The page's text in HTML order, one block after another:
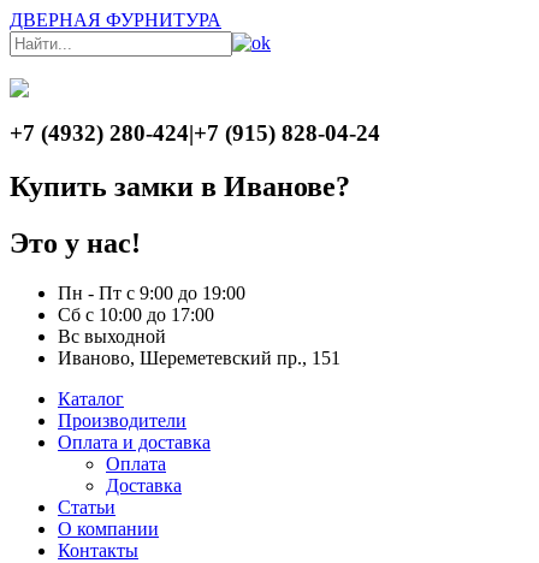
ДВЕРНАЯ ФУРНИТУРА
+7 (4932) 280-424|+7 (915) 828-04-24
Купить замки в Иванове?
Это у нас!
Пн - Пт с 9:00 до 19:00
Сб с 10:00 до 17:00
Вс выходной
Иваново, Шереметевский пр., 151
Каталог
Производители
Оплата и доставка
Оплата
Доставка
Статьи
О компании
Контакты